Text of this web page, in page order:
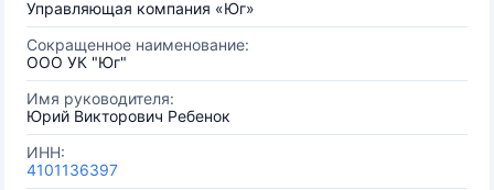
Управляющая компания «Юг»
Сокращенное наименование:
ООО УК "Юг"
Имя руководителя:
Юрий Викторович Ребенок
ИНН:
4101136397